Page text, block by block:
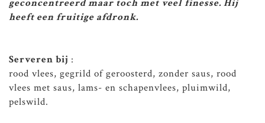
geconcentreerd maar toch met veel finesse. Hij
heeft een fruitige afdronk.
Serveren bij :
rood vlees, gegrild of geroosterd, zonder saus, rood
vlees met saus, lams- en schapenvlees, pluimwild,
pelswild.